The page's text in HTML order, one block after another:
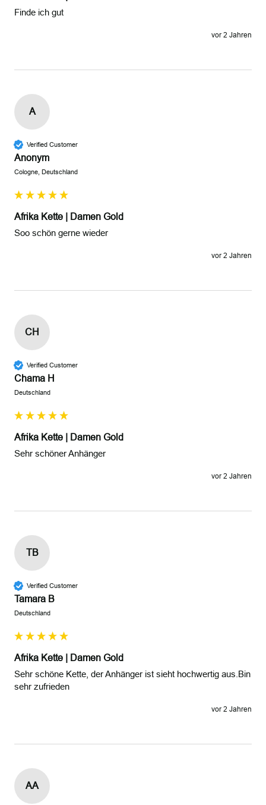
Finde ich gut
vor 2 Jahren
A
Verified Customer
Anonym
Cologne, Deutschland
Afrika Kette | Damen Gold
Soo schön gerne wieder
vor 2 Jahren
CH
Verified Customer
Chama H
Deutschland
Afrika Kette | Damen Gold
Sehr schöner Anhänger
vor 2 Jahren
TB
Verified Customer
Tamara B
Deutschland
Afrika Kette | Damen Gold
Sehr schöne Kette, der Anhänger ist sieht hochwertig aus.Bin
sehr zufrieden
vor 2 Jahren
AA